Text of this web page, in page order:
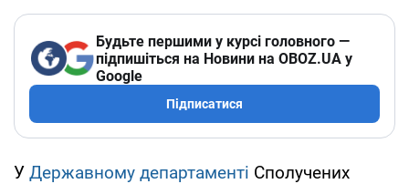
Будьте першими у курсі головного —
підпишіться на Новини на OBOZ.UA у
Google
Підписатися
У Державному департаменті Сполучених